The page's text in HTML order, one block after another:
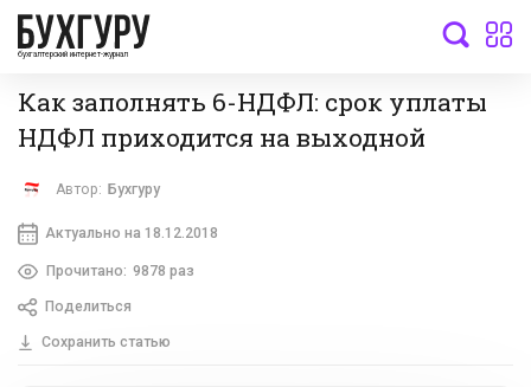
бухгалтерский интернет-журнал
Как заполнять 6-НДФЛ: срок уплаты
НДФЛ приходится на выходной
Автор: Бухгуру
Актуально на 18.12.2018
Прочитано: 9878 раз
Поделиться
Сохранить статью